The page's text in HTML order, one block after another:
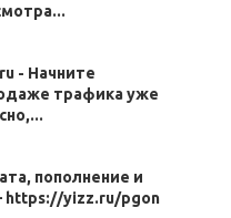
- Начните
трафика уже
пополнение и
yizz.ru/pgon